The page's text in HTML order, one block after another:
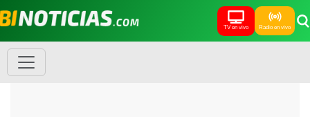
TV en vivo Radio en vivo